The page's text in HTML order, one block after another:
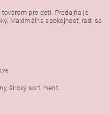
pre deti. Predajňa je
Maximálna spokojnosť, radi sa
široký sortiment.